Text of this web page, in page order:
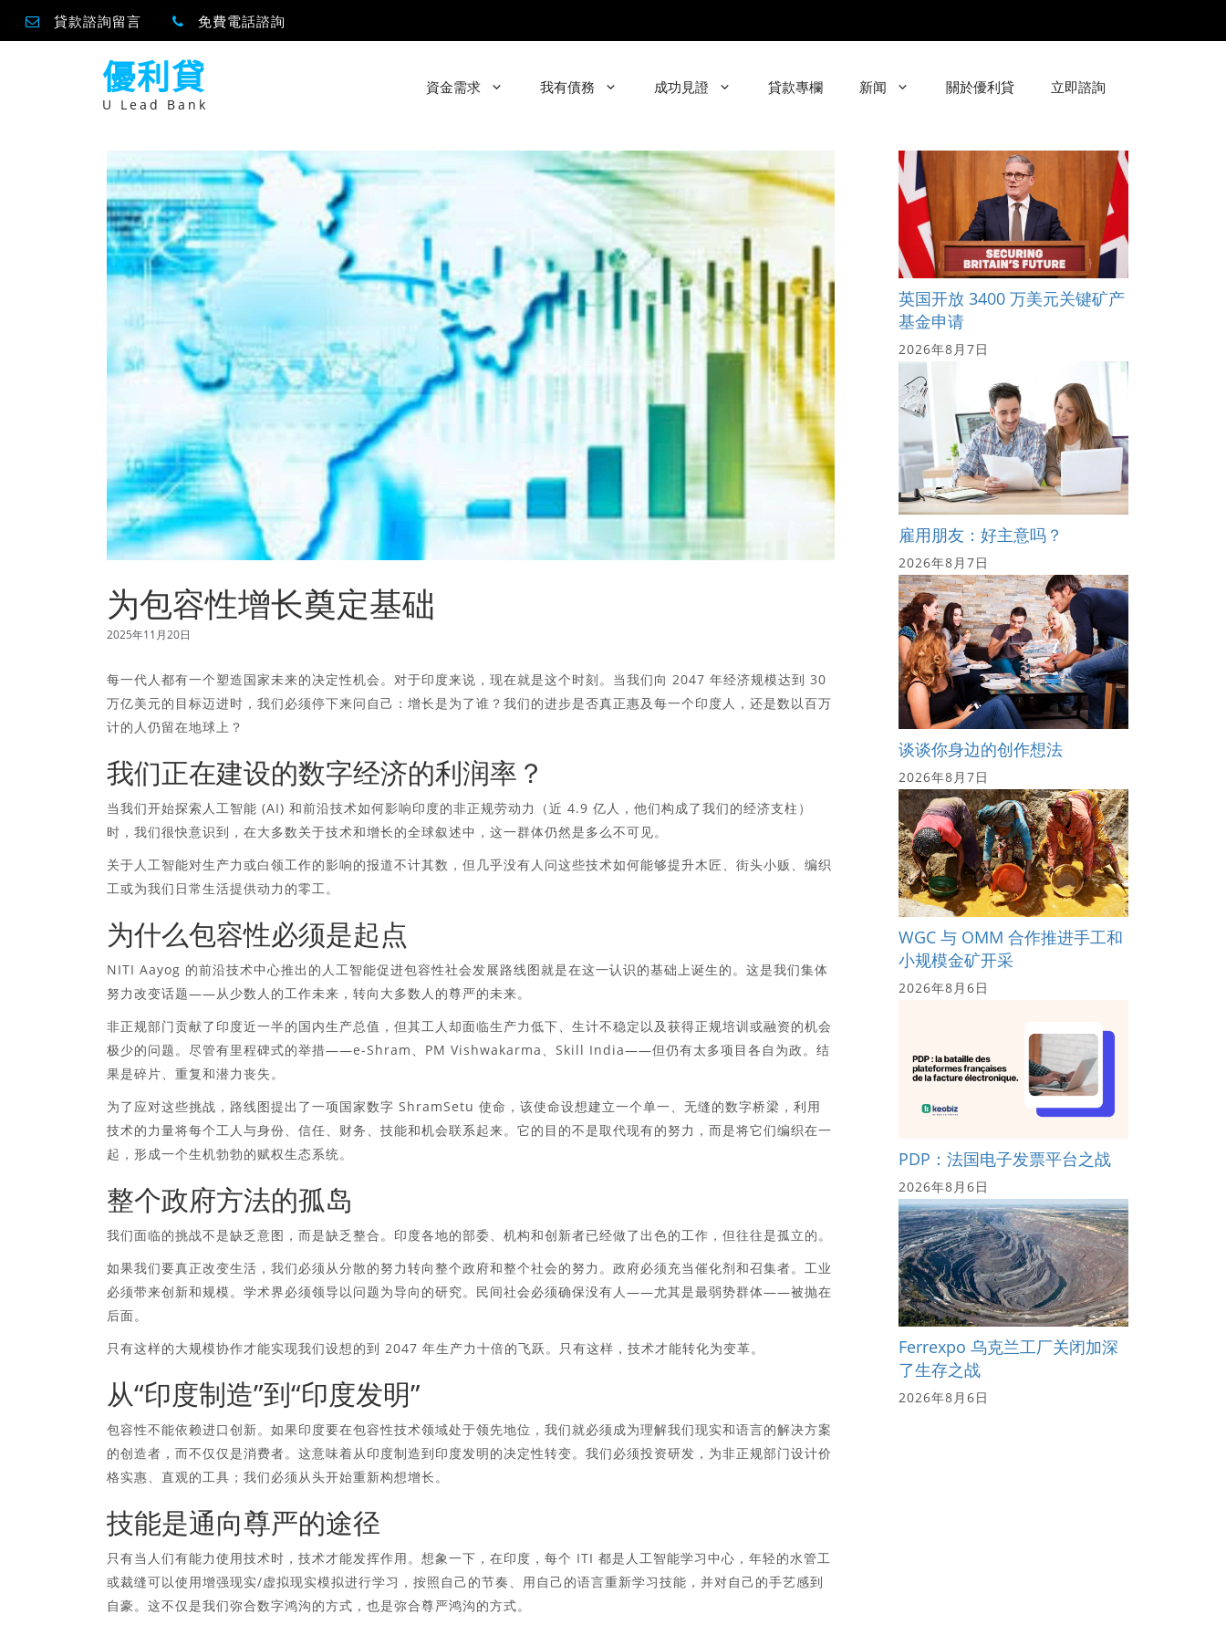
貸款諮詢留言 免費電話諮詢
優利貸
U Lead Bank
資金需求 我有債務 成功見證 貸款專欄 新闻 關於優利貸 立即諮詢
为包容性增长奠定基础
2025年11月20日
每一代人都有一个塑造国家未来的决定性机会。对于印度来说，现在就是这个时刻。当我们向 2047 年经济规模达到 30
万亿美元的目标迈进时，我们必须停下来问自己：增长是为了谁？我们的进步是否真正惠及每一个印度人，还是数以百万
计的人仍留在地球上？
我们正在建设的数字经济的利润率？
当我们开始探索人工智能 (AI) 和前沿技术如何影响印度的非正规劳动力（近 4.9 亿人，他们构成了我们的经济支柱）
时，我们很快意识到，在大多数关于技术和增长的全球叙述中，这一群体仍然是多么不可见。
关于人工智能对生产力或白领工作的影响的报道不计其数，但几乎没有人问这些技术如何能够提升木匠、街头小贩、编织
工或为我们日常生活提供动力的零工。
为什么包容性必须是起点
NITI Aayog 的前沿技术中心推出的人工智能促进包容性社会发展路线图就是在这一认识的基础上诞生的。这是我们集体
努力改变话题——从少数人的工作未来，转向大多数人的尊严的未来。
非正规部门贡献了印度近一半的国内生产总值，但其工人却面临生产力低下、生计不稳定以及获得正规培训或融资的机会
极少的问题。尽管有里程碑式的举措——e-Shram、PM Vishwakarma、Skill India——但仍有太多项目各自为政。结
果是碎片、重复和潜力丧失。
为了应对这些挑战，路线图提出了一项国家数字 ShramSetu 使命，该使命设想建立一个单一、无缝的数字桥梁，利用
技术的力量将每个工人与身份、信任、财务、技能和机会联系起来。它的目的不是取代现有的努力，而是将它们编织在一
起，形成一个生机勃勃的赋权生态系统。
整个政府方法的孤岛
我们面临的挑战不是缺乏意图，而是缺乏整合。印度各地的部委、机构和创新者已经做了出色的工作，但往往是孤立的。
如果我们要真正改变生活，我们必须从分散的努力转向整个政府和整个社会的努力。政府必须充当催化剂和召集者。工业
必须带来创新和规模。学术界必须领导以问题为导向的研究。民间社会必须确保没有人——尤其是最弱势群体——被抛在
后面。
只有这样的大规模协作才能实现我们设想的到 2047 年生产力十倍的飞跃。只有这样，技术才能转化为变革。
从“印度制造”到“印度发明”
包容性不能依赖进口创新。如果印度要在包容性技术领域处于领先地位，我们就必须成为理解我们现实和语言的解决方案
的创造者，而不仅仅是消费者。这意味着从印度制造到印度发明的决定性转变。我们必须投资研发，为非正规部门设计价
格实惠、直观的工具；我们必须从头开始重新构想增长。
技能是通向尊严的途径
只有当人们有能力使用技术时，技术才能发挥作用。想象一下，在印度，每个 ITI 都是人工智能学习中心，年轻的水管工
或裁缝可以使用增强现实/虚拟现实模拟进行学习，按照自己的节奏、用自己的语言重新学习技能，并对自己的手艺感到
自豪。这不仅是我们弥合数字鸿沟的方式，也是弥合尊严鸿沟的方式。
英国开放 3400 万美元关键矿产
基金申请
2026年8月7日
雇用朋友：好主意吗？
2026年8月7日
谈谈你身边的创作想法
2026年8月7日
WGC 与 OMM 合作推进手工和
小规模金矿开采
2026年8月6日
PDP：法国电子发票平台之战
2026年8月6日
Ferrexpo 乌克兰工厂关闭加深
了生存之战
2026年8月6日